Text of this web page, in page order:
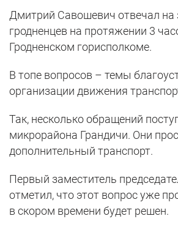
Дмитрий Савошевич отвечал на
гродненцев на протяжении 3
Гродненском горисполкоме.
В топе вопросов – темы
организации движения
Так, несколько обращений
микрорайона Грандичи. Они
дополнительный транспорт.
Первый заместитель
отметил, что этот вопрос уже
в скором времени будет решен.